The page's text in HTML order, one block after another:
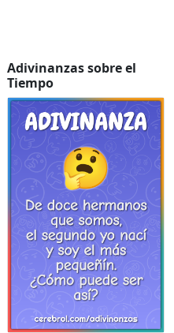
Adivinanzas sobre el
Tiempo